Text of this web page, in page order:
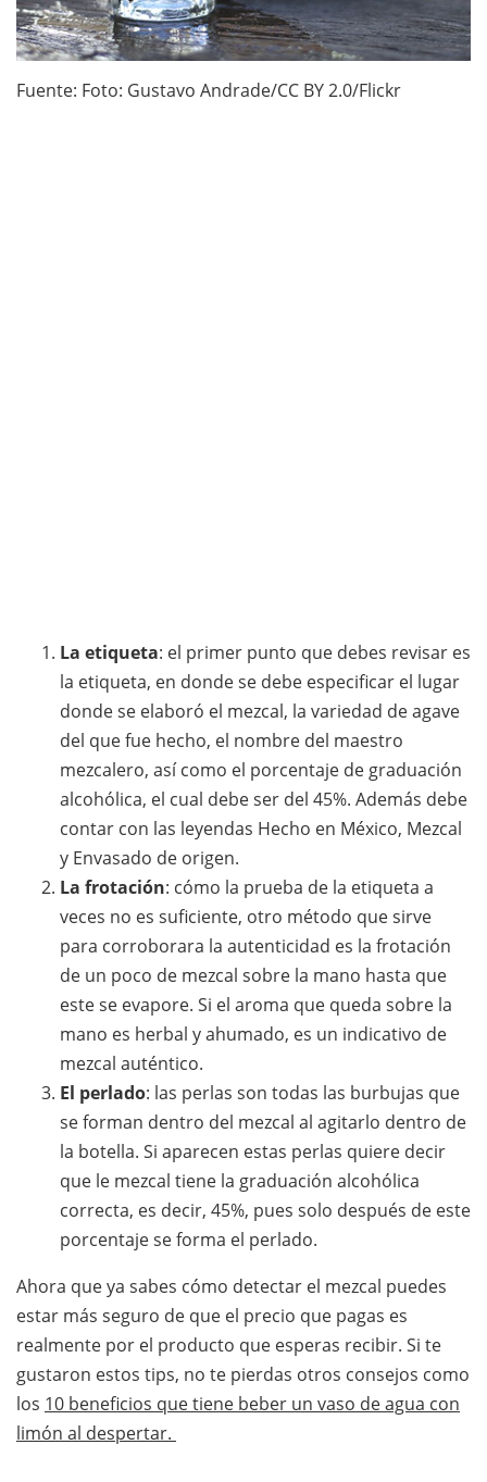
Fuente: Foto: Gustavo Andrade/CC BY 2.0/Flickr
La etiqueta: el primer punto que debes revisar es
la etiqueta, en donde se debe especificar el lugar
donde se elaboró el mezcal, la variedad de agave
del que fue hecho, el nombre del maestro
mezcalero, así como el porcentaje de graduación
alcohólica, el cual debe ser del 45%. Además debe
contar con las leyendas Hecho en México, Mezcal
y Envasado de origen.
La frotación: cómo la prueba de la etiqueta a
veces no es suficiente, otro método que sirve
para corroborara la autenticidad es la frotación
de un poco de mezcal sobre la mano hasta que
este se evapore. Si el aroma que queda sobre la
mano es herbal y ahumado, es un indicativo de
mezcal auténtico.
El perlado: las perlas son todas las burbujas que
se forman dentro del mezcal al agitarlo dentro de
la botella. Si aparecen estas perlas quiere decir
que le mezcal tiene la graduación alcohólica
correcta, es decir, 45%, pues solo después de este
porcentaje se forma el perlado.
Ahora que ya sabes cómo detectar el mezcal puedes
estar más seguro de que el precio que pagas es
realmente por el producto que esperas recibir. Si te
gustaron estos tips, no te pierdas otros consejos como
los 10 beneficios que tiene beber un vaso de agua con
limón al despertar.